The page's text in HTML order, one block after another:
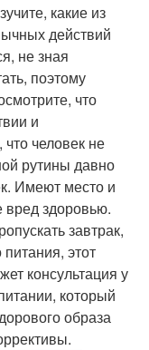
какие из
действий
не зная
поэтому
что
и
что человек не
рутины давно
Имеют место и
вред здоровью.
завтрак,
этот
консультация у
который
образа